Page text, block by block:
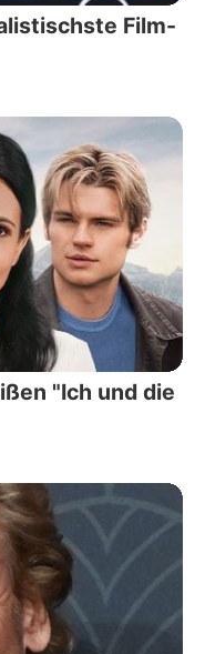
Film-
"Ich und die